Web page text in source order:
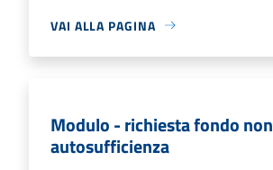
VAI ALLA PAGINA
Modulo - richiesta fondo non
autosufficienza